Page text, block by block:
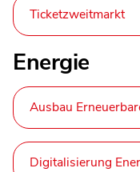
Ticketzweitmarkt
Energie
Ausbau
Digitalisierung